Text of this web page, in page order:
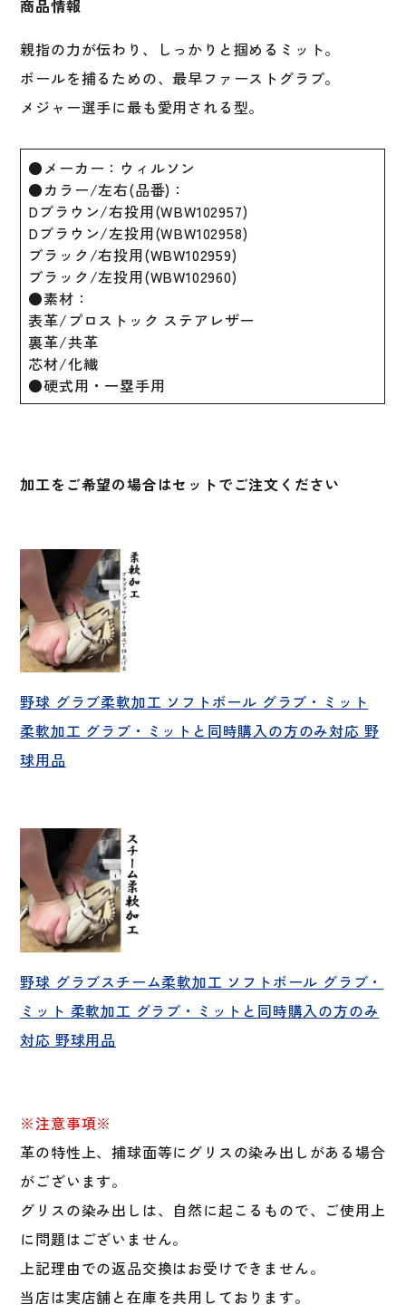
タ
フ
デ
ュ
ア
硬
式
用
一
般
フ
ァ
ー
ス
ト
ミ
ッ
手
型
WBW102957
WBW102958
WBW102959
WBW102960
個
商品情報
親指の力が伝わり、しっかりと掴めるミット。
ボールを捕るための、最早ファーストグラブ。
メジャー選手に最も愛用される型。
●メーカー：ウィルソン
●カラー/左右(品番)：
Dブラウン/右投用(WBW102957)
Dブラウン/左投用(WBW102958)
ブラック/右投用(WBW102959)
ブラック/左投用(WBW102960)
●素材：
表革/プロストック ステアレザー
裏革/共革
芯材/化繊
●硬式用・一塁手用
加工をご希望の場合はセットでご注文ください
野球 グラブ柔軟加工 ソフトボール グラブ・ミット
柔軟加工 グラブ・ミットと同時購入の方のみ対応 野
球用品
野球 グラブスチーム柔軟加工 ソフトボール グラブ・
ミット 柔軟加工 グラブ・ミットと同時購入の方のみ
対応 野球用品
※注意事項※
革の特性上、捕球面等にグリスの染み出しがある場合
がございます。
グリスの染み出しは、自然に起こるもので、ご使用上
に問題はございません。
上記理由での返品交換はお受けできません。
当店は実店舗と在庫を共用しております。